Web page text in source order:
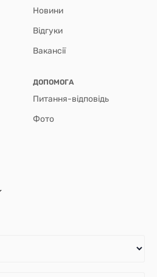
Новини
Відгуки
Вакансії
ДОПОМОГА
Питання-відповідь
Фото